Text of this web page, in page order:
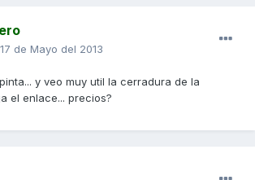
17 de Mayo del 2013
y veo muy util la cerradura de la
el enlace... precios?